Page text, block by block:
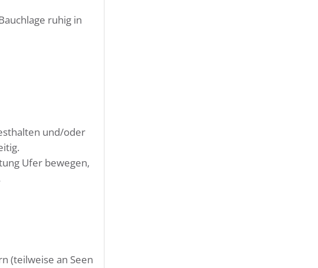
ruhig in
und/oder
Ufer bewegen,
(teilweise an Seen